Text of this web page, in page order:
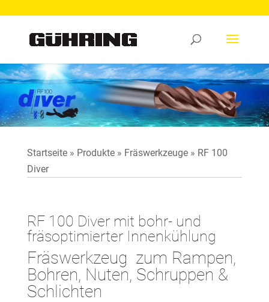
Startseite» Produkte» Fräswerkzeuge» RF 100
Diver
RF 100 Diver mit bohr- und
fräsoptimierter Innenkühlung
Fräswerkzeug zum Rampen,
Bohren, Nuten, Schruppen &
Schlichten